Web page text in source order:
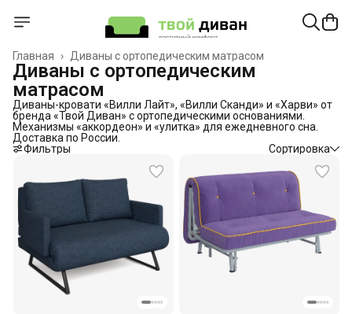
Диваны с ортопедическим матрасом
Главная ›
Диваны с ортопедическим
матрасом
Диваны-кровати «Вилли Лайт», «Вилли Сканди» и «Харви» от
бренда «Твой Диван» с ортопедическими основаниями.
Механизмы «аккордеон» и «улитка» для ежедневного сна.
Доставка по России.
Фильтры
Сортировка